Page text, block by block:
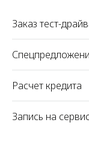
Заказ тест-
Расчет кредита
Запись на